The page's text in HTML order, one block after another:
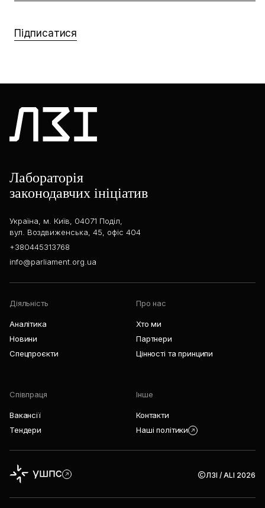
Підписатися
Лабораторія
законодавчих ініціатив
Україна, м. Київ, 04071 Поділ,
вул. Воздвиженська, 45, офіс 404
+380445313768
info@parliament.org.ua
Діяльність
Аналітика
Новини
Спецпроєкти
Про нас
Хто ми
Партнери
Цінності та принципи
Співпраця
Вакансії
Тендери
Інше
Контакти
Наші політики
ЛЗІ / ALI 2026